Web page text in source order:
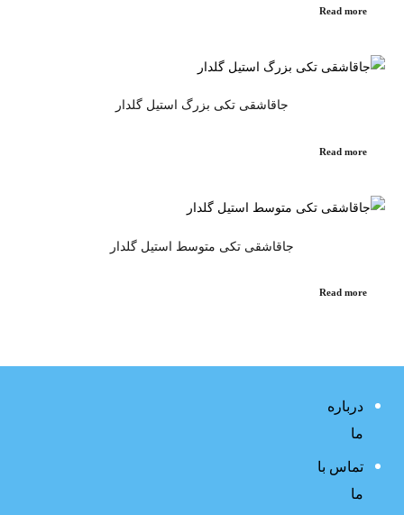
Read more
جاقاشقی تکی بزرگ استیل گلدار
Read more
جاقاشقی تکی متوسط استیل گلدار
Read more
درباره
ما
تماس با
ما